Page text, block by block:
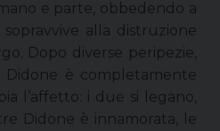
e parte, obbedendo a
alla distruzione
Dopo diverse peripezie,
Didone è completamente
l’affetto: i due si legano,
Didone è innamorata, le